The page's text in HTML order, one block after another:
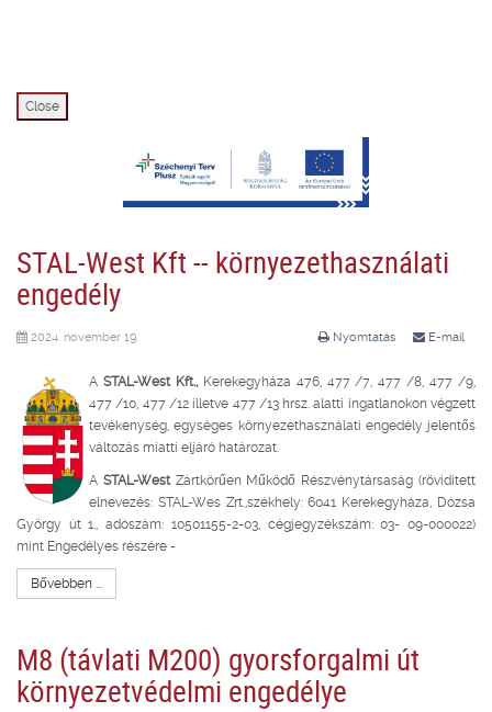
Close
STAL-West Kft -- környezethasználati
engedély
Nyomtatás E-mail
2024. november 19.
A STAL-West Kft.,Kerekegyháza 476, 477 /7, 477 /8, 477 /9,
477 /10, 477 /12 illetve 477 /13 hrsz. alatti ingatlanokon végzett
tevékenység, egységes környezethasználati engedély jelentős
változás miatti eljáró határozat.
A STAL-West Zártkörűen Működő Részvénytársaság (rövidített
elnevezés: STAL-Wes Zrt.,székhely: 6041 Kerekegyháza, Dózsa
György út 1., adószám: 10501155-2-03, cégjegyzékszám: 03- 09-000022)
mint Engedélyes részére -
Bővebben ...
M8 (távlati M200) gyorsforgalmi út
környezetvédelmi engedélye